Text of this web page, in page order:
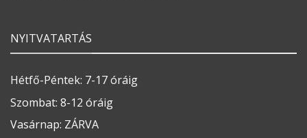
NYITVATARTÁS
Hétfő-Péntek: 7-17 óráig
Szombat: 8-12 óráig
Vasárnap: ZÁRVA